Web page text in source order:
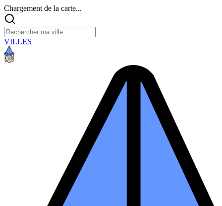
Chargement de la carte...
VILLES